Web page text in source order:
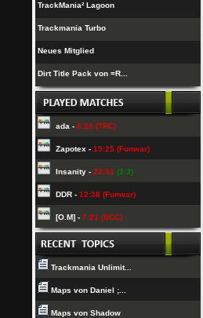
TrackMania² Lagoon
Trackmania Turbo
Neues Mitglied
Dirt Title Pack von =R...
ada - 8:28 (TRC)
Zapotex - 15:25 (Funwar)
Insanity - 22:31 (3:3)
DDR - 12:38 (Funwar)
[O.M] - 7:21 (SCC)
Trackmania Unlimit...
Maps von Daniel ;...
Maps von Shadow